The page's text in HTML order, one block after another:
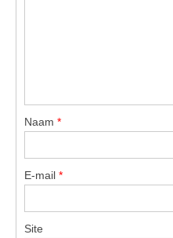
Naam *
E-mail *
Site